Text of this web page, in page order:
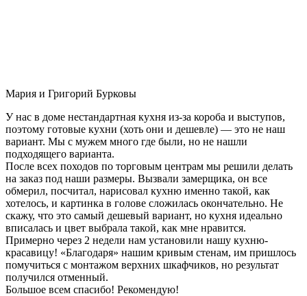
Мария и Григорий Бурковы
У нас в доме нестандартная кухня из-за короба и выступов,
поэтому готовые кухни (хоть они и дешевле) — это не наш
вариант. Мы с мужем много где были, но не нашли
подходящего варианта.
После всех походов по торговым центрам мы решили делать
на заказ под наши размеры. Вызвали замерщика, он все
обмерил, посчитал, нарисовал кухню именно такой, как
хотелось, и картинка в голове сложилась окончательно. Не
скажу, что это самый дешевый вариант, но кухня идеально
вписалась и цвет выбрала такой, как мне нравится.
Примерно через 2 недели нам установили нашу кухню-
красавицу! «Благодаря» нашим кривым стенам, им пришлось
помучиться с монтажом верхних шкафчиков, но результат
получился отменный.
Большое всем спасибо! Рекомендую!